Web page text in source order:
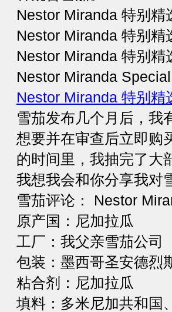
Nestor Miranda 特别
Nestor Miranda 特别
Nestor Miranda 特别精
Nestor Miranda
Nestor Miranda 特别精
雪茄发布几个月后，我
想要并在审查后立即购
的时间里，我抽完了大
我想我会和你分享我对
雪茄评论： Nestor
原产国：尼加拉瓜
工厂：我父亲雪茄公司
包装：墨西哥圣安德烈
粘合剂：尼加拉瓜
填料：多米尼加共和国